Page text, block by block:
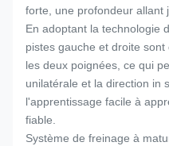
forte, une profondeur allant
En adoptant la technologie
pistes gauche et droite
les deux poignées, ce qui
unilatérale et la direction in
l'apprentissage facile à
fiable.
Système de freinage à